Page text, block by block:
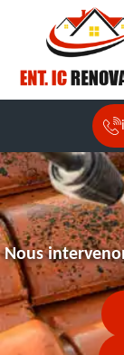
Nous